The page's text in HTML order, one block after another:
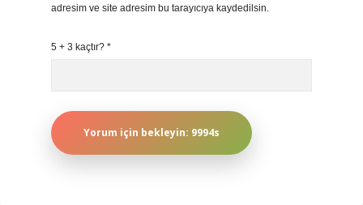
adresim ve site adresim bu tarayıcıya kaydedilsin.
5 + 3 kaçtır? *